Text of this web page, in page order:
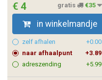
€ 4 gratis €35
in winkelmandje
zelf afhalen
+0.00
naar afhaalpunt
+3.89
adreszending
+5.99